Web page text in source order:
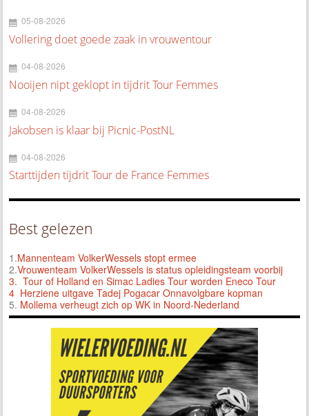
05-08-2026
Vollering doet goede zaak in vrouwentour
04-08-2026
Nooijen nipt geklopt in tijdrit Tour Femmes
04-08-2026
Jakobsen is klaar bij Picnic-PostNL
04-08-2026
Starttijden tijdrit Tour de France Femmes
Best gelezen
1.Mannenteam VolkerWessels stopt ermee
2.Vrouwenteam VolkerWessels is status opleidingsteam voorbij
3. Tour of Holland en Simac Ladies Tour worden Eneco Tour
4 Herziene uitgave Tadej Pogacar Onnavolgbare kopman
5. Mollema verheugt zich op WK in Noord-Nederland